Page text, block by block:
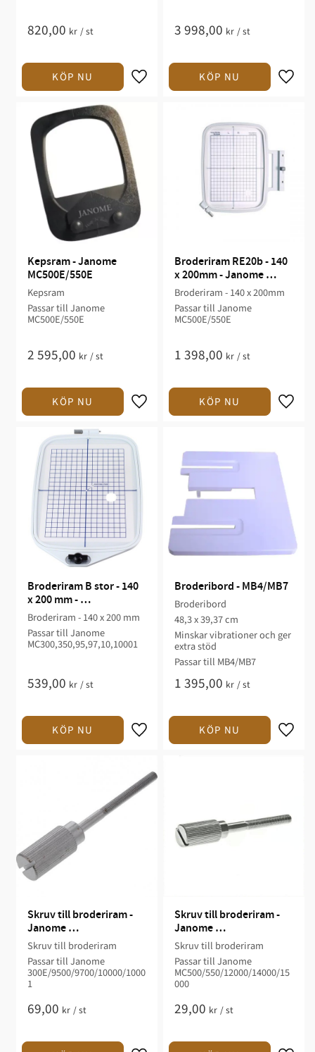
820,00 kr /st 3 998,00 kr /st
Kepsram - Janome
MC500E/550E
Kepsram
Passar till Janome
MC500E/550E
2 595,00 kr /st
Broderiram RE20b - 140
x 200mm - Janome
MC500E/550E
Broderiram - 140 x 200mm
Passar till Janome
MC500E/550E
1 398,00 kr /st
Broderiram B stor - 140
x 200 mm -
MC300,350,95,97,10,1000
1
Broderiram - 140 x 200 mm
Passar till Janome
MC300,350,95,97,10,10001
539,00 kr /st
Broderibord - MB4/MB7
Broderibord
48,3 x 39,37 cm
Minskar vibrationer och ger
extra stöd
Passar till MB4/MB7
1 395,00 kr /st
Skruv till broderiram -
Janome
MC300/350/9500/9700/1
0000/10001
Skruv till broderiram
Passar till Janome
300E/9500/9700/10000/1000
1
69,00 kr /st
Skruv till broderiram -
Janome
MC500/550/12000/14000
/15000
Skruv till broderiram
Passar till Janome
MC500/550/12000/14000/15
000
29,00 kr /st